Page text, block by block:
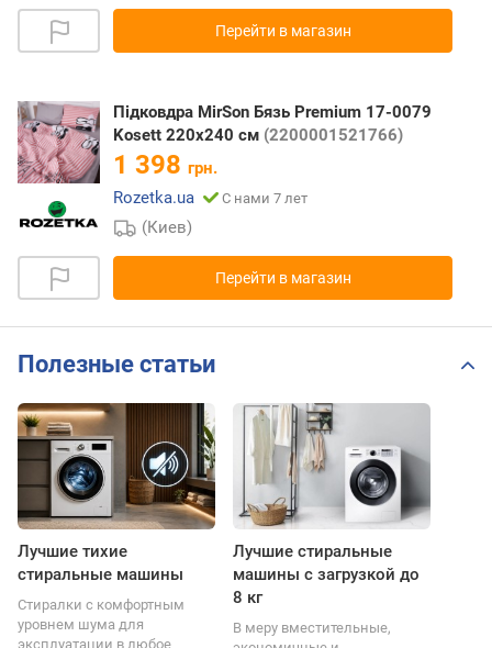
Перейти в магазин
Підковдра MirSon Бязь Premium 17-0079
Kosett 220х240 см (2200001521766)
1 398 грн.
Rozetka.ua
С нами 7 лет
(Киев)
Перейти в магазин
Полезные статьи
Лучшие тихие
стиральные машины
Стиралки с комфортным
уровнем шума для
эксплуатации в любое
Лучшие стиральные
машины с загрузкой до
8 кг
В меру вместительные,